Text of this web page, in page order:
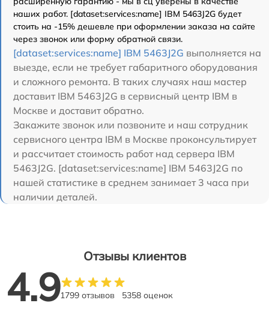
наших работ. [dataset:services:name] IBM 5463J2G будет
стоить на -15% дешевле при оформлении заказа на сайте
через звонок или форму обратной связи.
[dataset:services:name] IBM 5463J2G выполняется на
выезде, если не требует габаритного оборудования
и сложного ремонта. В таких случаях наш мастер
доставит IBM 5463J2G в сервисный центр IBM в
Москве и доставит обратно.
Закажите звонок или позвоните и наш сотрудник
сервисного центра IBM в Москве проконсультирует
и рассчитает стоимость работ над сервера IBM
5463J2G. [dataset:services:name] IBM 5463J2G по
нашей статистике в среднем занимает 3 часа при
наличии деталей.
Отзывы клиентов
4.91799 отзывов 5358 оценок